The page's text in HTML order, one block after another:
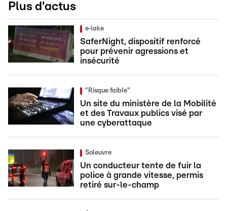
Plus d'actus
e‑lake
SaferNight, dispositif renforcé
pour prévenir agressions et
insécurité
"Risque faible"
Un site du ministère de la Mobilité
et des Travaux publics visé par
une cyberattaque
Soleuvre
Un conducteur tente de fuir la
police à grande vitesse, permis
retiré sur-le-champ